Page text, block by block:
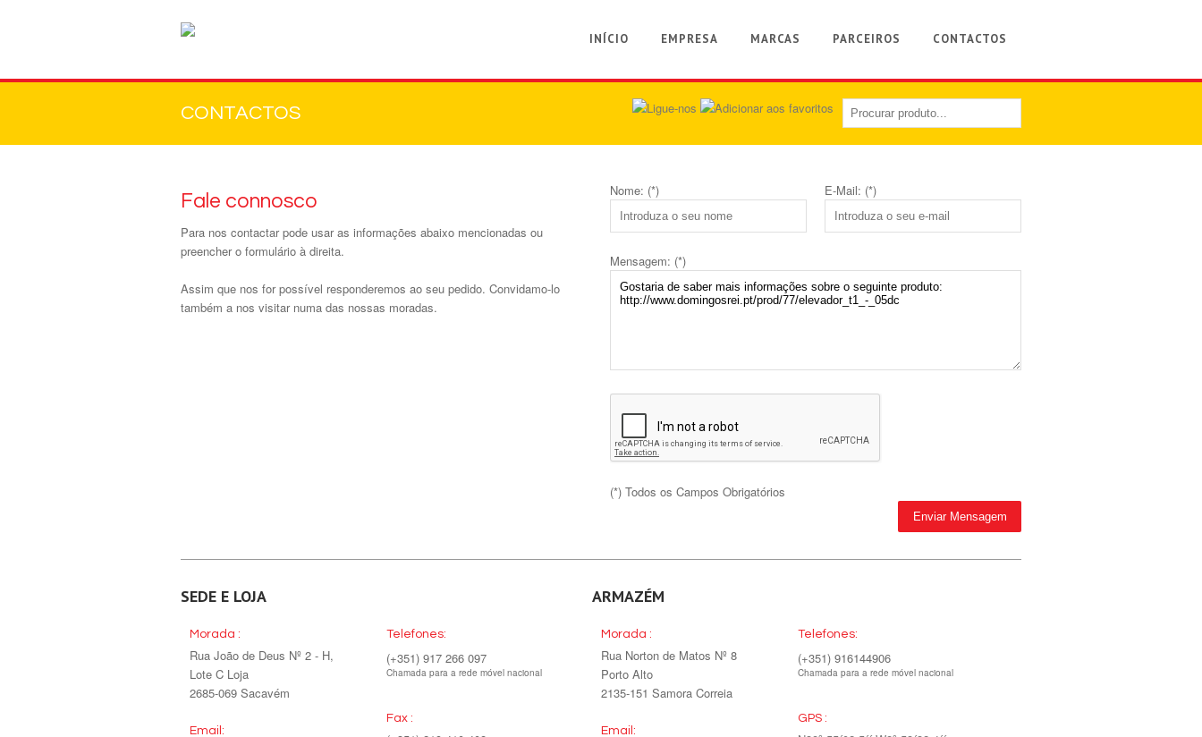
INÍCIO EMPRESA MARCAS PARCEIROS CONTACTOS
CONTACTOS
Fale connosco
Para nos contactar pode usar as informações abaixo mencionadas ou
preencher o formulário à direita.
Assim que nos for possível responderemos ao seu pedido. Convidamo-lo
também a nos visitar numa das nossas moradas.
Nome: (*) E-Mail: (*)
Mensagem: (*)
(*) Todos os Campos Obrigatórios
SEDE E LOJA
Morada :
Rua João de Deus Nº 2 - H,
Lote C Loja
2685-069 Sacavém
Email:
Telefones:
(+351) 917 266 097
Chamada para a rede móvel nacional
Fax :
ARMAZÉM
Morada :
Rua Norton de Matos Nº 8
Porto Alto
2135-151 Samora Correia
Email:
Telefones:
(+351) 916144906
Chamada para a rede móvel nacional
GPS :